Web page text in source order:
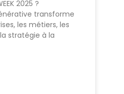
2025 ?
transforme
les métiers, les
stratégie à la